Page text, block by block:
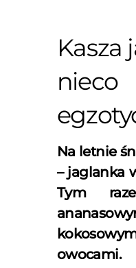
Kasza
nieco
Na letnie
– jaglanka
Tym
owocami.